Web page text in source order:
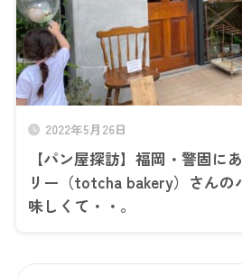
2022年5月26日
【パン屋探訪】福岡・警固に
リー（totcha bakery）さんの
味しくて・・。